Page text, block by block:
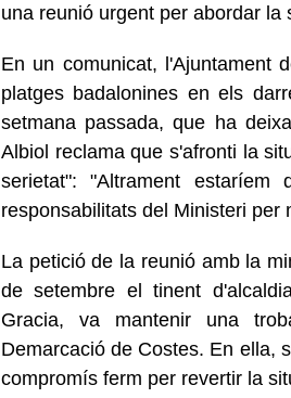
una reunió urgent per abordar
En un comunicat, l'Ajuntament
platges badalonines en els
setmana passada, que ha
Albiol reclama que s'afronti la
serietat": "Altrament
responsabilitats del Ministeri per
La petició de la reunió amb la
de setembre el tinent
Gracia, va mantenir una
Demarcació de Costes. En ella,
compromís ferm per revertir la